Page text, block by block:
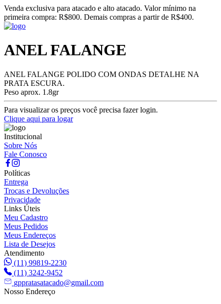
Venda exclusiva para atacado e alto atacado. Valor mínimo na
primeira compra: R$800. Demais compras a partir de R$400.
ANEL FALANGE
ANEL FALANGE POLIDO COM ONDAS DETALHE NA
PRATA ESCURA.
Peso aprox. 1.8gr
Para visualizar os preços você precisa fazer login.
Clique aqui para logar
Institucional
Sobre Nós
Fale Conosco
Políticas
Entrega
Trocas e Devoluções
Privacidade
Links Úteis
Meu Cadastro
Meus Pedidos
Meus Endereços
Lista de Desejos
Atendimento
(11) 99819-2230
(11) 3242-9452
gppratasatacado@gmail.com
Nosso Endereço